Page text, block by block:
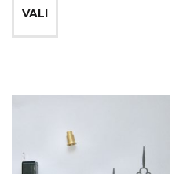
VALI
Valikuid
teha
tootelehel.